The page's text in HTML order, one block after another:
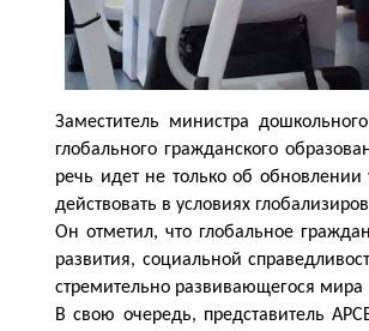
Заместитель министра
глобального гражданского
речь идет не только об
действовать в условиях
Он отметил, что глобальное
развития, социальной
стремительно развивающегося мира
В свою очередь, представитель